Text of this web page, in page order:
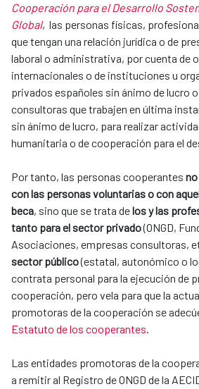
Cooperación para el Desarrollo
Global, las personas físicas,
que tengan una relación jurídica o de
laboral o administrativa, por cuenta de
internacionales o de instituciones u
privados españoles sin ánimo de lucro
consultoras que trabajen en última
sin ánimo de lucro, para realizar
humanitaria o de cooperación para el
Por tanto, las personas cooperantes
con las personas voluntarias o con
beca, sino que se trata delos y las
tanto para el sector privado(ONGD,
Asociaciones, empresas consultoras,
sector público(estatal, autonómico o
contrata personal para la ejecución de
cooperación, pero vela para que la
promotoras de la cooperación se
Estatuto de los cooperantes.
Las entidades promotoras de la
a remitir al Registro de ONGD de la